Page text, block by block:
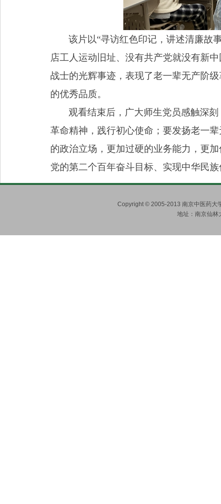
该片以“寻访红色印记，讲述清廉故
店工人运动旧址、没有共产党就没有新
战士的光辉事迹，表现了老一辈无产阶
的优秀品质。
观看结束后，广大师生党员感触深
革命精神，践行初心使命；要发扬老一
的政治立场，更加过硬的业务能力，更
党的第二个百年奋斗目标、实现中华民
Copyright © 2005-2013 南京中医药大
地址：南京仙林